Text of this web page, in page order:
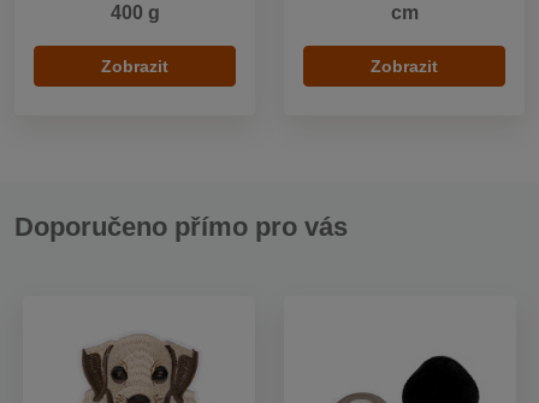
400 g
Zobrazit
cm
Zobrazit
Doporučeno přímo pro vás